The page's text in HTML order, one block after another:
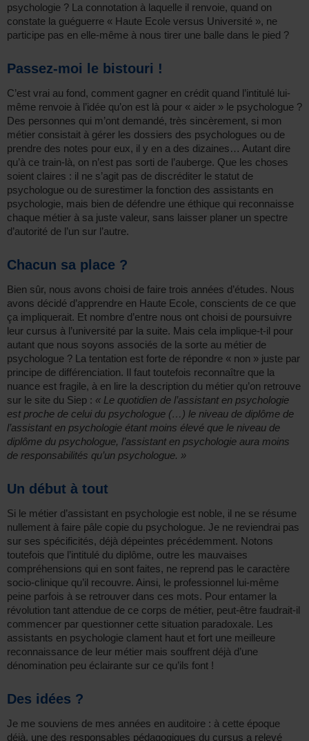
psychologie ? La connotation à laquelle il renvoie, quand on
constate la guéguerre « Haute Ecole versus Université », ne
participe pas en elle-même à nous tirer une balle dans le pied ?
Passez-moi le bistouri !
C’est vrai au fond, comment gagner en crédit quand l’intitulé lui-
même renvoie à l’idée qu’on est là pour « aider » le psychologue ?
Des personnes qui m’ont demandé, très sincèrement, si mon
métier consistait à gérer les dossiers des psychologues ou de
prendre des notes pour eux, il y en a des dizaines… Autant dire
qu’à ce train-là, on n’est pas sorti de l’auberge. Que les choses
soient claires : il ne s’agit pas de discréditer le statut de
psychologue ou de surestimer la fonction des assistants en
psychologie, mais bien de défendre une éthique qui reconnaisse
chaque métier à sa juste valeur, sans laisser planer un spectre
d’autorité de l’un sur l’autre.
Chacun sa place ?
Bien sûr, nous avons choisi de faire trois années d’études. Nous
avons décidé d’apprendre en Haute Ecole, conscients de ce que
ça impliquerait. Et nombre d’entre nous ont choisi de poursuivre
leur cursus à l’université par la suite. Mais cela implique-t-il pour
autant que nous soyons associés de la sorte au métier de
psychologue ? La tentation est forte de répondre « non » juste par
principe de différenciation. Il faut toutefois reconnaître que la
nuance est fragile, à en lire la description du métier qu’on retrouve
sur le site du Siep : « Le quotidien de l’assistant en psychologie
est proche de celui du psychologue (…) le niveau de diplôme de
l’assistant en psychologie étant moins élevé que le niveau de
diplôme du psychologue, l’assistant en psychologie aura moins
de responsabilités qu’un psychologue. »
Un début à tout
Si le métier d’assistant en psychologie est noble, il ne se résume
nullement à faire pâle copie du psychologue. Je ne reviendrai pas
sur ses spécificités, déjà dépeintes précédemment. Notons
toutefois que l’intitulé du diplôme, outre les mauvaises
compréhensions qui en sont faites, ne reprend pas le caractère
socio-clinique qu’il recouvre. Ainsi, le professionnel lui-même
peine parfois à se retrouver dans ces mots. Pour entamer la
révolution tant attendue de ce corps de métier, peut-être faudrait-il
commencer par questionner cette situation paradoxale. Les
assistants en psychologie clament haut et fort une meilleure
reconnaissance de leur métier mais souffrent déjà d’une
dénomination peu éclairante sur ce qu’ils font !
Des idées ?
Je me souviens de mes années en auditoire : à cette époque
déjà, une des responsables pédagogiques du cursus a relevé